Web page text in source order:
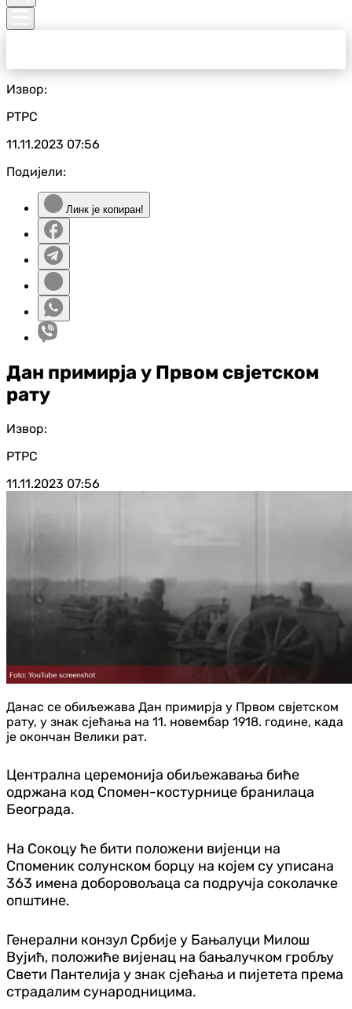
Извор:
РТРС
11.11.2023 07:56
Подијели:
Линк је копиран!
Дан примирја у Првом свјетском
рату
Извор:
РТРС
11.11.2023 07:56
Данас се обиљежава Дан примирја у Првом свјетском
рату, у знак сјећања на 11. новембар 1918. године, када
је окончан Велики рат.
Централна церемонија обиљежавања биће
одржана код Спомен-костурнице бранилаца
Београда.
На Сокоцу ће бити положени вијенци на
Споменик солунском борцу на којем су уписана
363 имена доборовољаца са подручја соколачке
општине.
Генерални конзул Србије у Бањалуци Милош
Вујић, положиће вијенац на бањалучком гробљу
Свети Пантелија у знак сјећања и пијетета према
страдалим сународницима.